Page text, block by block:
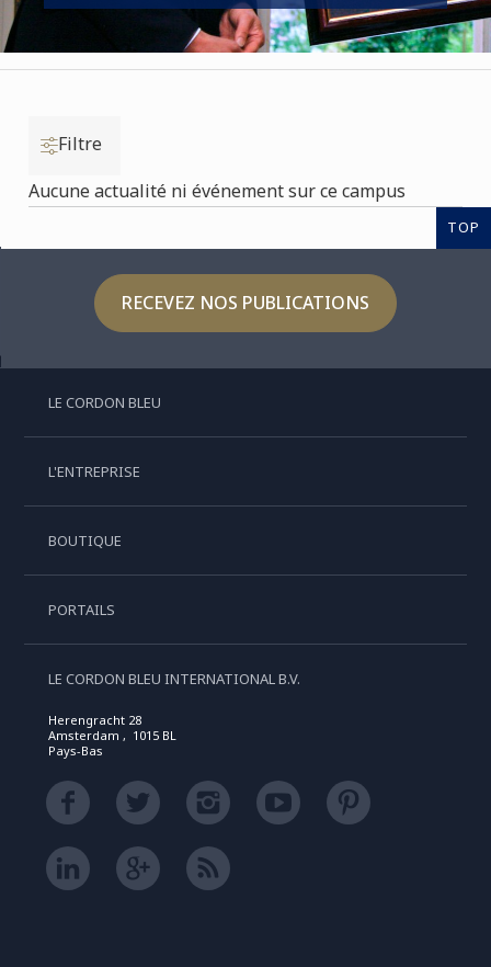
Filtre
Aucune actualité ni événement sur ce campus
TOP
RECEVEZ NOS PUBLICATIONS
LE CORDON BLEU
L'ENTREPRISE
BOUTIQUE
PORTAILS
LE CORDON BLEU INTERNATIONAL B.V.
Herengracht 28
Amsterdam , 1015 BL
Pays-Bas